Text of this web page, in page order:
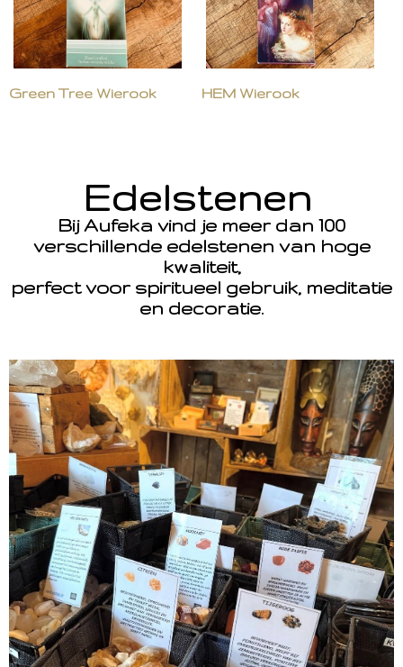
Green Tree Wierook HEM Wierook
Edelstenen
Bij Aufeka vind je meer dan 100
verschillende edelstenen van hoge
kwaliteit,
perfect voor spiritueel gebruik, meditatie
en decoratie.